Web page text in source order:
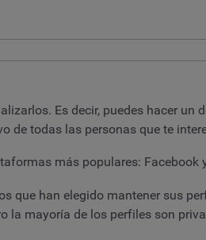
Es decir, puedes hacer
de todas las personas que te
más populares: Facebook
han elegido mantener sus
la mayoría de los perfiles son